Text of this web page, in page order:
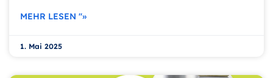
MEHR LESEN "»
1. Mai 2025